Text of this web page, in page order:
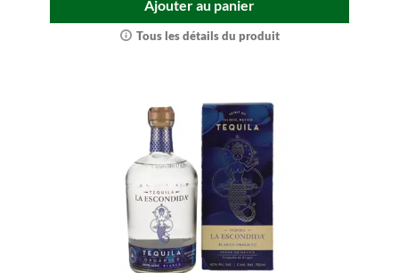
Ajouter au panier
Tous les détails du produit